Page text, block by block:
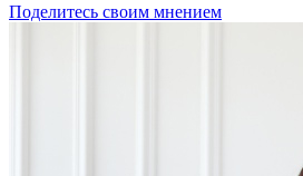
Поделитесь своим мнением